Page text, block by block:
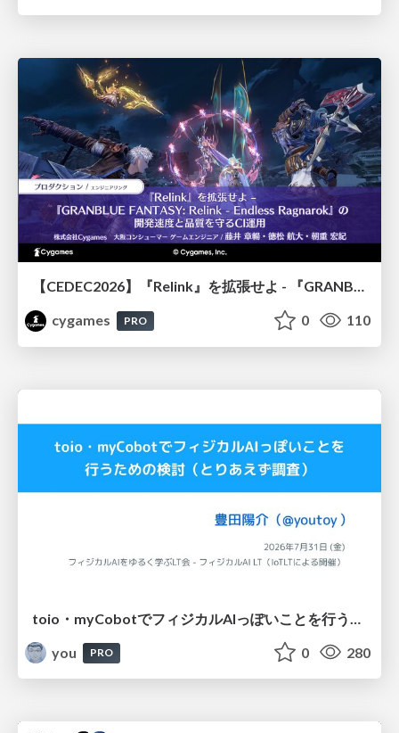
【CEDEC2026】『Relink』を拡張せよ - 『GRANBLUE FANTASY: Relink - Endless Ragnarok』の開発速度と品質を守るCI運用
cygames
PRO 0 110
you
PRO 0 280